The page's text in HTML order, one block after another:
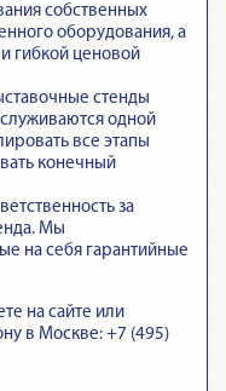
собственных
оборудования, а
гибкой ценовой
стенды
одной
все этапы
конечный
за
. Мы
на себя гарантийные
на сайте или
в Москве: +7 (495)